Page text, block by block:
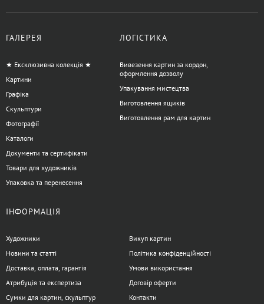
ГАЛЕРЕЯ
★ Ексклюзивна колекція ★
Картини
Графіка
Скульптури
Фотографії
Каталоги
Документи та сертифікати
Товари для художників
Упаковка та перенесення
ЛОГІСТИКА
Вивезення картин за кордон,
оформлення дозволу
Упакування мистецтва
Виготовлення ящиків
Виготовлення рам для картин
ІНФОРМАЦІЯ
Художники
Новини та статті
Доставка, оплата, гарантія
Атрибуція та експертиза
Сумки для картин, скульптур
Викуп картин
Політика конфіденційності
Умови використання
Договір оферти
Контакти